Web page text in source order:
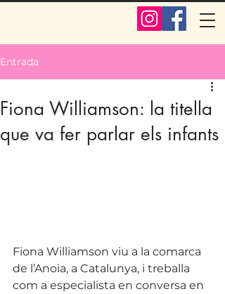
Entrada
Fiona Williamson: la titella
que va fer parlar els infants
Fiona Williamson viu a la comarca
de l’Anoia, a Catalunya, i treballa
com a especialista en conversa en